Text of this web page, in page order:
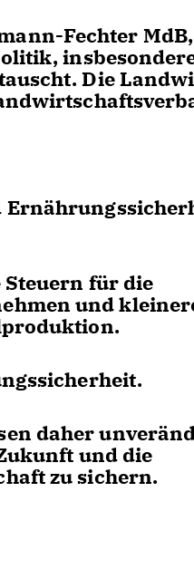
Fechter MdB,
Die
für die
und
daher
und die
zu sichern.